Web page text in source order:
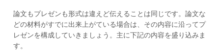
論文もプレゼンも形式は違えど伝えることは同じです。論文な
どの材料がすでに出来上がている場合は、その内容に沿ってプ
レゼンを構成していきましょう。主に下記の内容を盛り込みま
す。